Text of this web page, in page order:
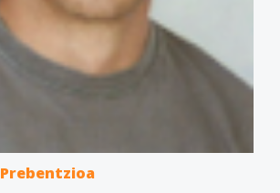
Prebentzioa